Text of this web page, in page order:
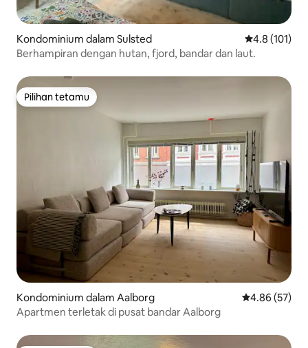
Kondominium dalam Sulsted Penarafan
4.8 (101)
Berhampiran dengan hutan, fjord, bandar dan laut.
Pilihan tetamu
Pilihan tetamu
Kondominium dalam Aalborg Penarafan
4.86 (57)
Apartmen terletak di pusat bandar Aalborg